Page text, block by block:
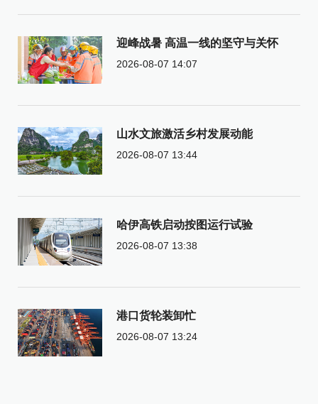
迎峰战暑 高温一线的坚守与关怀
2026-08-07 14:07
山水文旅激活乡村发展动能
2026-08-07 13:44
哈伊高铁启动按图运行试验
2026-08-07 13:38
港口货轮装卸忙
2026-08-07 13:24